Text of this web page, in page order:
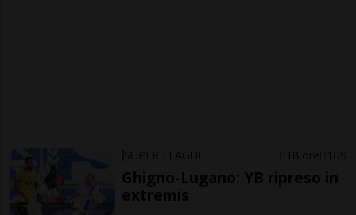
SUPER LEAGUE 18 ore 1 9
Ghigno-Lugano: YB ripreso in
extremis